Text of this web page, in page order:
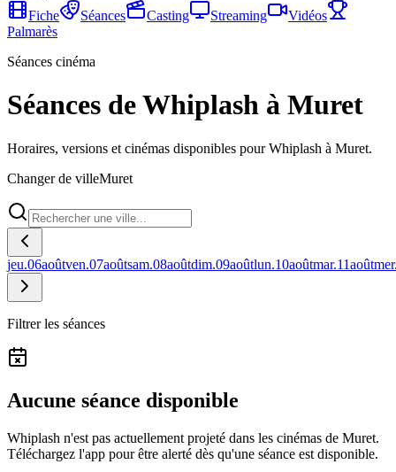
Fiche
Séances Casting Streaming
Vidéos
Palmarès
Séances cinéma
Séances de Whiplash à Muret
Horaires, versions et cinémas disponibles pour Whiplash à Muret.
Changer de villeMuret
jeu.06aoûtven.07aoûtsam.08aoûtdim.09aoûtlun.10aoûtmar.11août
Filtrer les séances
Aucune séance disponible
Whiplash n'est pas actuellement projeté dans les cinémas de Muret.
Téléchargez l'app pour être alerté dès qu'une séance est disponible.